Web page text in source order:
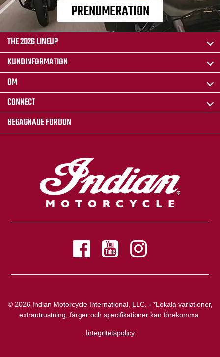
PRENUMERATION
THE 2026 LINEUP
KUNDINFORMATION
OM
CONNECT
BEGAGNADE FORDON
© 2026 Indian Motorcycle International, LLC. - *Lokala variationer,
extrautrustning, färger och specifikationer kan förekomma.
Integritetspolicy